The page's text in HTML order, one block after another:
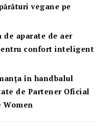
vegane pe
de aparate de aer
confort inteligent
în handbalul
de Partener Oficial
Women